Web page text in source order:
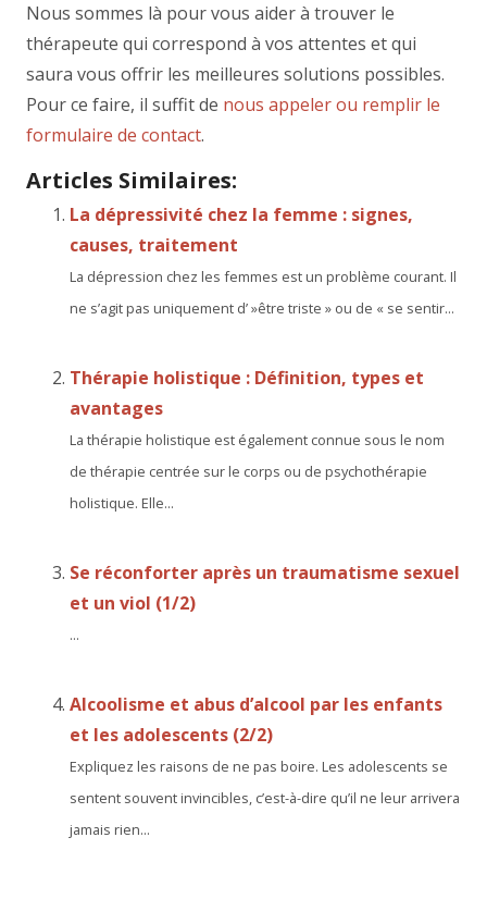
Nous sommes là pour vous aider à trouver le
thérapeute qui correspond à vos attentes et qui
saura vous offrir les meilleures solutions possibles.
Pour ce faire, il suffit de nous appeler ou remplir le
formulaire de contact.
Articles Similaires:
La dépressivité chez la femme : signes,
causes, traitement
La dépression chez les femmes est un problème courant. Il
ne s’agit pas uniquement d’ »être triste » ou de « se sentir...
Thérapie holistique : Définition, types et
avantages
La thérapie holistique est également connue sous le nom
de thérapie centrée sur le corps ou de psychothérapie
holistique. Elle...
Se réconforter après un traumatisme sexuel
et un viol (1/2)
...
Alcoolisme et abus d’alcool par les enfants
et les adolescents (2/2)
Expliquez les raisons de ne pas boire. Les adolescents se
sentent souvent invincibles, c’est-à-dire qu’il ne leur arrivera
jamais rien...